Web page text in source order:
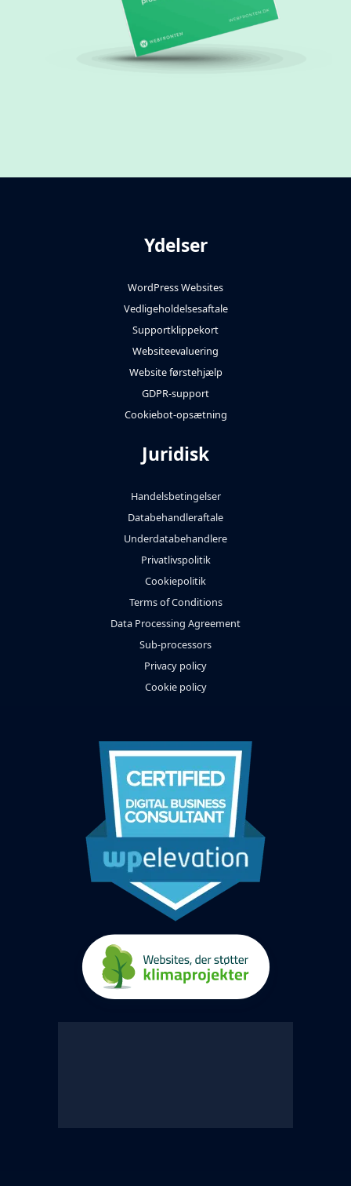
Ydelser
WordPress Websites
Vedligeholdelsesaftale
Supportklippekort
Websiteevaluering
Website førstehjælp
GDPR-support
Cookiebot-opsætning
Juridisk
Handelsbetingelser
Databehandleraftale
Underdatabehandlere
Privatlivspolitik
Cookiepolitik
Terms of Conditions
Data Processing Agreement
Sub-processors
Privacy policy
Cookie policy